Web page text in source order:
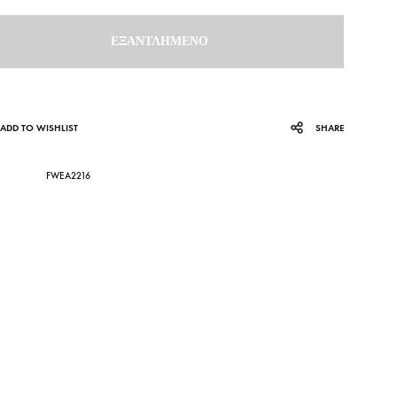
ΕΞΑΝΤΛΗΜΈΝΟ
ADD TO WISHLIST SHARE
FWEA2216